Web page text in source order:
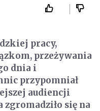
pracy,
przeżywania
dnia i
przypomniał
audiencji
się na